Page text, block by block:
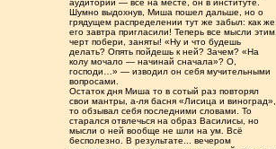
аудитории — всё на месте, он в институте.
Шумно выдохнув, Миша пошел дальше, но о
грядущем распределении тут же забыл: как же,
его завтра пригласили! Теперь все мысли этим,
черт побери, заняты! «Ну и что будешь
делать? Опять пойдешь к ней? Зачем? «На
колу мочало — начинай сначала»? О,
господи…» — изводил он себя мучительными
вопросами.
Остаток дня Миша то в сотый раз повторял
свои мантры, а-ля басня «Лисица и виноград»,
то обзывал себя последними словами. То
старался отвлечься на образ Василисы, но
мысли о ней вообще не шли на ум. Всё
бесполезно. В результате... вечером